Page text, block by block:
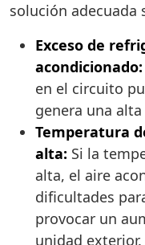
solución adecuada
Exceso de
acondicionado:
en el circuito
genera una
Temperatura
alta: Si la
alta, el aire
dificultades
provocar un
unidad exterior.